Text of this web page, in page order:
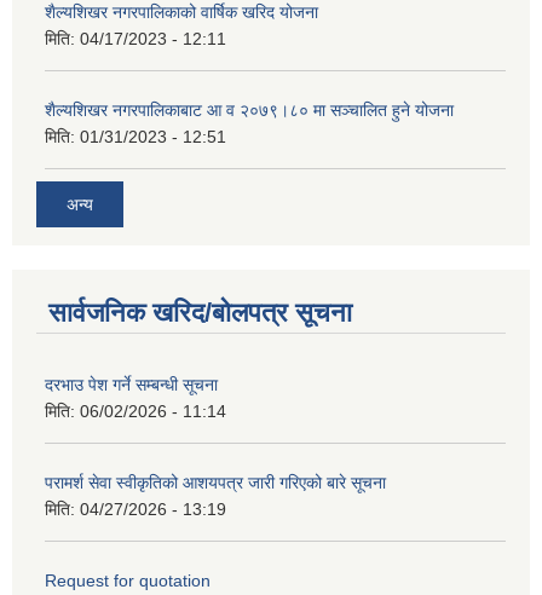
शैल्यशिखर नगरपालिकाको वार्षिक खरिद योजना
मिति: 04/17/2023 - 12:11
शैल्यशिखर नगरपालिकाबाट आ व २०७९।८० मा सञ्चालित हुने योजना
मिति: 01/31/2023 - 12:51
अन्य
सार्वजनिक खरिद/बोलपत्र सूचना
दरभाउ पेश गर्ने सम्बन्धी सूचना
मिति: 06/02/2026 - 11:14
परामर्श सेवा स्वीकृतिको आशयपत्र जारी गरिएको बारे सूचना
मिति: 04/27/2026 - 13:19
Request for quotation